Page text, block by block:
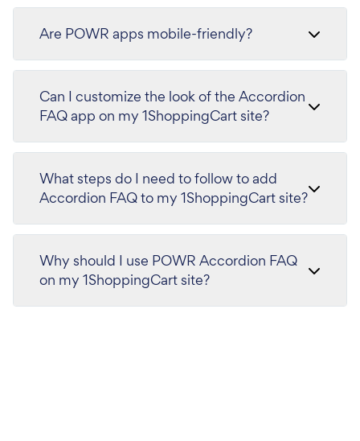
Are POWR apps mobile-friendly?
Can I customize the look of the Accordion
FAQ app on my 1ShoppingCart site?
What steps do I need to follow to add
Accordion FAQ to my 1ShoppingCart site?
Why should I use POWR Accordion FAQ
on my 1ShoppingCart site?